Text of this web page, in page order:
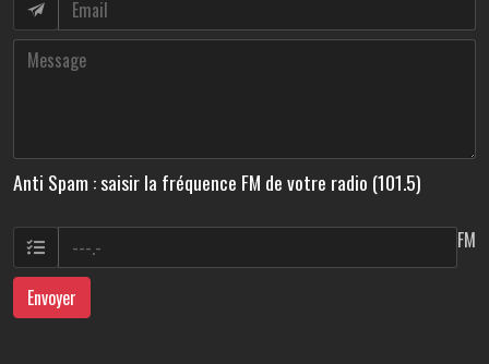
Anti Spam : saisir la fréquence FM de votre radio (101.5)
FM
Envoyer